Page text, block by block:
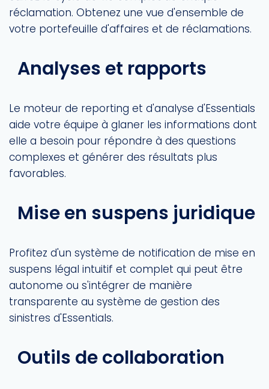
réclamation. Obtenez une vue d'ensemble de
votre portefeuille d'affaires et de réclamations.
Analyses et rapports
Le moteur de reporting et d'analyse d'Essentials
aide votre équipe à glaner les informations dont
elle a besoin pour répondre à des questions
complexes et générer des résultats plus
favorables.
Mise en suspens juridique
Profitez d'un système de notification de mise en
suspens légal intuitif et complet qui peut être
autonome ou s'intégrer de manière
transparente au système de gestion des
sinistres d'Essentials.
Outils de collaboration